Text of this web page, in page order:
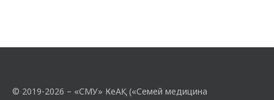
© 2019-2026 – «СМУ» КеАҚ («Семей медицина